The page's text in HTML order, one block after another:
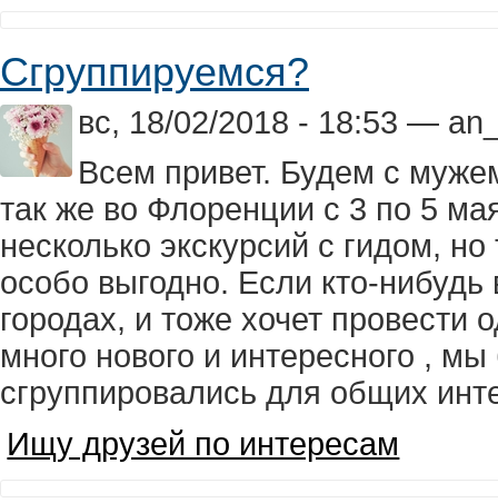
Сгруппируемся?
вс, 18/02/2018 - 18:53 —
Всем привет. Будем с
так же во Флоренции с 3 по 5
несколько экскурсий с гидом,
особо выгодно. Если кто-нибудь
городах, и тоже хочет провести
много нового и интересного ,
сгруппировались для общих
Ищу друзей по интересам